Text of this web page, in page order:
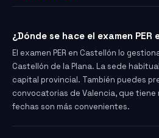
¿Dónde se hace el examen PER
El examen PER en Castellón lo
Castellón de la Plana. La sede
capital provincial. También puedes
convocatorias de Valencia, que tiene
fechas son más convenientes.